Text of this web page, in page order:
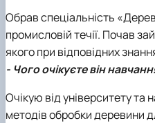
Обрав спеціальність
промисловій течії. Почав
якого при відповідних
- Чого очікуєте він
Очікую від університету та
методів обробки деревини